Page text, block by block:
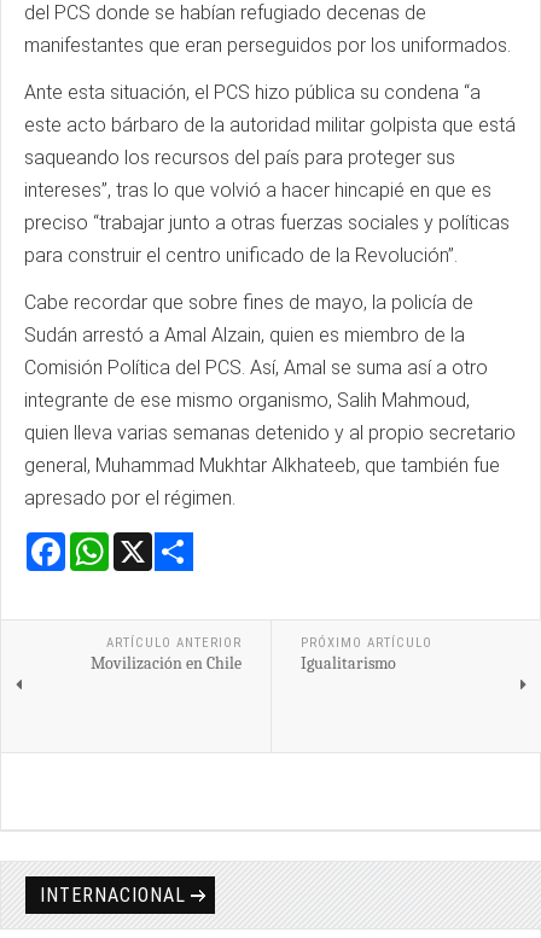
del PCS donde se habían refugiado decenas de
manifestantes que eran perseguidos por los uniformados.
Ante esta situación, el PCS hizo pública su condena “a
este acto bárbaro de la autoridad militar golpista que está
saqueando los recursos del país para proteger sus
intereses”, tras lo que volvió a hacer hincapié en que es
preciso “trabajar junto a otras fuerzas sociales y políticas
para construir el centro unificado de la Revolución”.
Cabe recordar que sobre fines de mayo, la policía de
Sudán arrestó a Amal Alzain, quien es miembro de la
Comisión Política del PCS. Así, Amal se suma así a otro
integrante de ese mismo organismo, Salih Mahmoud,
quien lleva varias semanas detenido y al propio secretario
general, Muhammad Mukhtar Alkhateeb, que también fue
apresado por el régimen.
Facebook
WhatsApp
ARTÍCULO ANTERIOR
Movilización en Chile
PRÓXIMO ARTÍCULO
Igualitarismo
INTERNACIONAL